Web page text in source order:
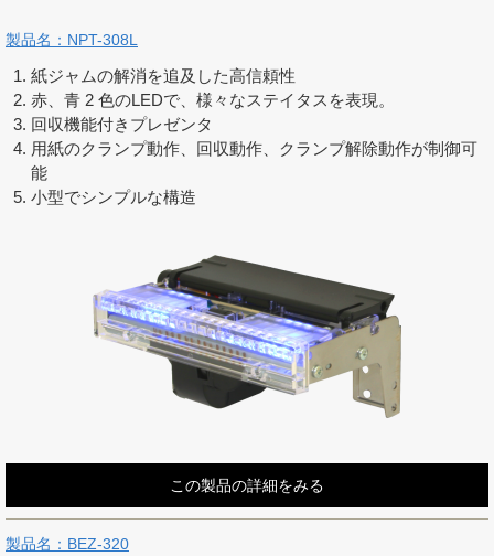
製品名：NPT-308L
紙ジャムの解消を追及した高信頼性
赤、青 2 色のLEDで、様々なステイタスを表現。
回収機能付きプレゼンタ
用紙のクランプ動作、回収動作、クランプ解除動作が制御可
能
小型でシンプルな構造
この製品の詳細をみる
製品名：BEZ-320